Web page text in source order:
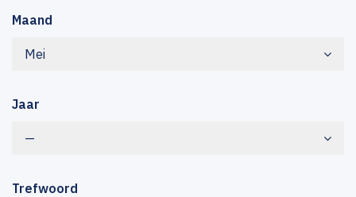
Maand
Mei
Jaar
—
Trefwoord